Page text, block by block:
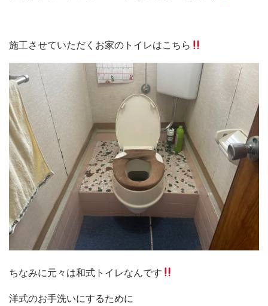
施工させていただくお家のトイレはこちら
ちなみに元々は和式トイレなんです
洋式のお手洗いにするために